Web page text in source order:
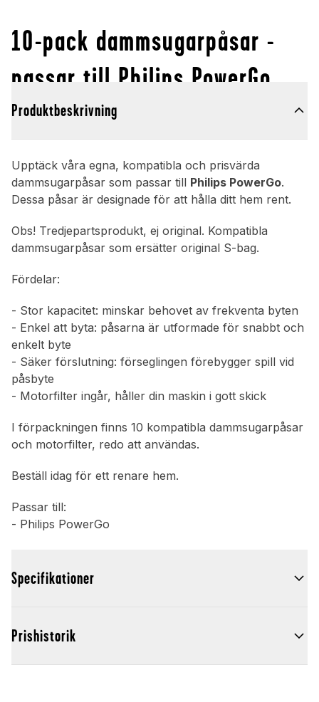
10-pack dammsugarpåsar -
passar till Philips PowerGo
Produktbeskrivning
Upptäck våra egna, kompatibla och prisvärda
dammsugarpåsar som passar till Philips PowerGo.
Dessa påsar är designade för att hålla ditt hem rent.
Obs! Tredjepartsprodukt, ej original. Kompatibla
dammsugarpåsar som ersätter original S-bag.
Fördelar:
- Stor kapacitet: minskar behovet av frekventa byten
- Enkel att byta: påsarna är utformade för snabbt och
enkelt byte
- Säker förslutning: förseglingen förebygger spill vid
påsbyte
- Motorfilter ingår, håller din maskin i gott skick
I förpackningen finns 10 kompatibla dammsugarpåsar
och motorfilter, redo att användas.
Beställ idag för ett renare hem.
Passar till:
- Philips PowerGo
Specifikationer
Prishistorik